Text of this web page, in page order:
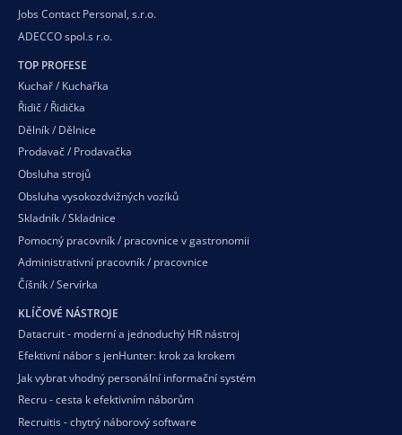
Jobs Contact Personal, s.r.o.
ADECCO spol.s r.o.
TOP PROFESE
Kuchař / Kuchařka
Řidič / Řidička
Dělník / Dělnice
Prodavač / Prodavačka
Obsluha strojů
Obsluha vysokozdvižných vozíků
Skladník / Skladnice
Pomocný pracovník / pracovnice v gastronomii
Administrativní pracovník / pracovnice
Číšník / Servírka
KLÍČOVÉ NÁSTROJE
Datacruit - moderní a jednoduchý HR nástroj
Efektivní nábor s jenHunter: krok za krokem
Jak vybrat vhodný personální informační systém
Recru - cesta k efektivním náborům
Recruitis - chytrý náborový software